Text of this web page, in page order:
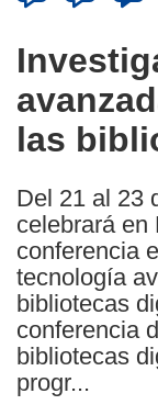
available
the
following
languages:
las
Del 21 al 23
celebrará en
conferencia
tecnología
bibliotecas
conferencia
bibliotecas
progr...